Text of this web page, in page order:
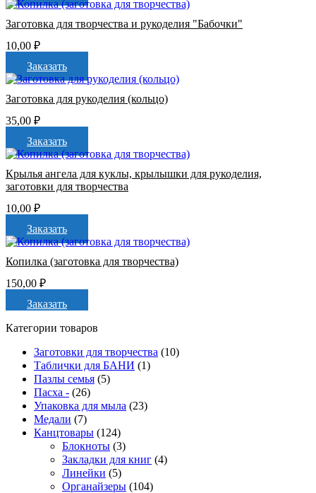
Заготовка для творчества и рукоделия "Бабочки"
10,00 ₽
Заказать
Заготовка для рукоделия (кольцо)
35,00 ₽
Заказать
Крылья ангела для куклы, крылышки для рукоделия,
заготовки для творчества
10,00 ₽
Заказать
Копилка (заготовка для творчества)
150,00 ₽
Заказать
Категории товаров
Заготовки для творчества (10)
Таблички для БАНИ (1)
Пазлы семья (5)
Пасха - (26)
Упаковка для мыла (23)
Медали (7)
Канцтовары (124)
Блокноты (3)
Закладки для книг (4)
Линейки (5)
Органайзеры (104)